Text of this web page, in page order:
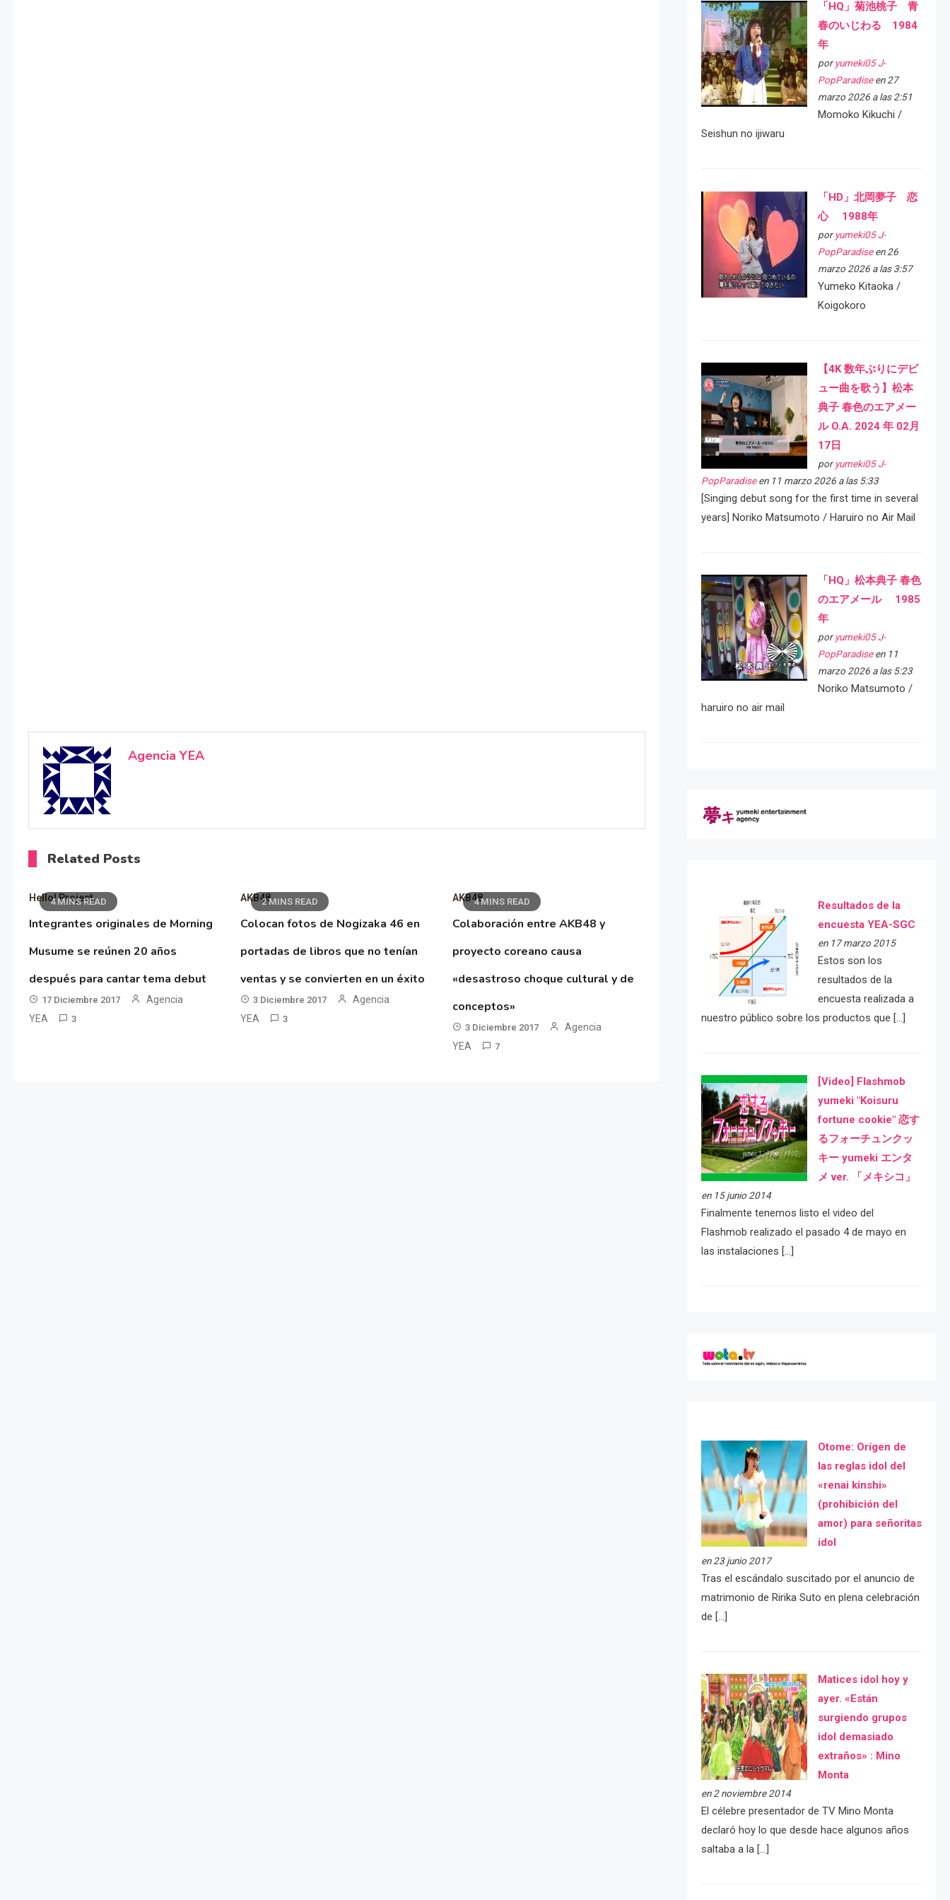
Agencia YEA
Related Posts
4 MINS READ
Hello! Project
Integrantes originales de Morning
Musume se reúnen 20 años
después para cantar tema debut
17 Diciembre 2017
Agencia
YEA
3
2 MINS READ
AKB48
Colocan fotos de Nogizaka 46 en
portadas de libros que no tenían
ventas y se convierten en un éxito
3 Diciembre 2017
Agencia
YEA
3
4 MINS READ
AKB48
Colaboración entre AKB48 y
proyecto coreano causa
«desastroso choque cultural y de
conceptos»
3 Diciembre 2017
Agencia
YEA
7
「HQ」菊池桃子 青
春のいじわる 1984
年
por yumeki05 J-
PopParadiseen 27
marzo 2026 a las 2:51
Momoko Kikuchi /
Seishun no ijiwaru
「HD」北岡夢子 恋
心 1988年
por yumeki05 J-
PopParadiseen 26
marzo 2026 a las 3:57
Yumeko Kitaoka /
Koigokoro
【4K 数年ぶりにデビ
ュー曲を歌う】松本
典子 春色のエアメー
ル O.A. 2024 年 02月
17日
por yumeki05 J-
PopParadiseen 11 marzo 2026 a las 5:33
[Singing debut song for the first time in several
years] Noriko Matsumoto / Haruiro no Air Mail
「HQ」松本典子 春色
のエアメール 1985
年
por yumeki05 J-
PopParadiseen 11
marzo 2026 a las 5:23
Noriko Matsumoto /
haruiro no air mail
Resultados de la
encuesta YEA-SGC
en 17 marzo 2015
Estos son los
resultados de la
encuesta realizada a
nuestro público sobre los productos que […]
[Video] Flashmob
yumeki "Koisuru
fortune cookie" 恋す
るフォーチュンクッ
キー yumeki エンタ
メ ver. 「メキシコ」
en 15 junio 2014
Finalmente tenemos listo el video del
Flashmob realizado el pasado 4 de mayo en
las instalaciones […]
Otome: Orígen de
las reglas idol del
«renai kinshi»
(prohibición del
amor) para señoritas
idol
en 23 junio 2017
Tras el escándalo suscitado por el anuncio de
matrimonio de Ririka Suto en plena celebración
de […]
Matices idol hoy y
ayer. «Están
surgiendo grupos
idol demasiado
extraños» : Mino
Monta
en 2 noviembre 2014
El célebre presentador de TV Mino Monta
declaró hoy lo que desde hace algunos años
saltaba a la […]